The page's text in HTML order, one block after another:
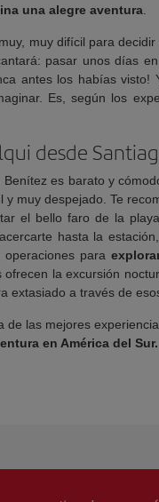
una alegre aventura.
muy difícil para
pasar unos días en
antes los habías visto!
Es, según los
desde
es barato y
muy despejado. Te
el bello faro de la
hasta la
para
la excursión
a través de
de las mejores
en América del Sur.